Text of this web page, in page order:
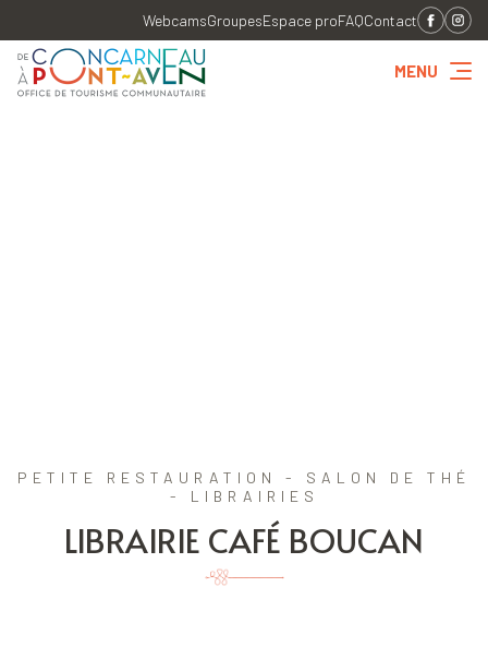
WebcamsGroupesEspace proFAQContact
MENU
PETITE RESTAURATION - SALON DE THÉ
- LIBRAIRIES
LIBRAIRIE CAFÉ BOUCAN